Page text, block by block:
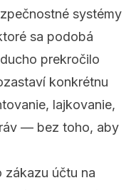
systémy
sa podobá
prekročilo
konkrétnu
lajkovanie,
— bez toho, aby
zákazu účtu na